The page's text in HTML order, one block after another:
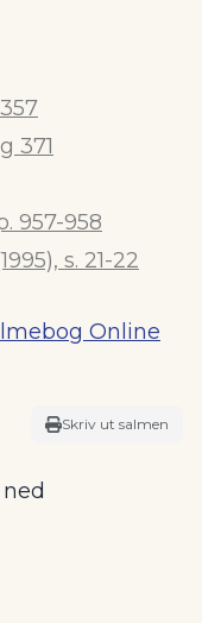
371
957-958
s. 21-22
Online
Skriv ut salmen